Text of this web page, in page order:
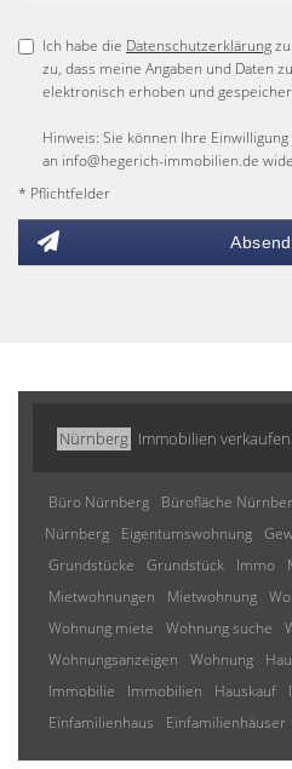
Ich habe die Datenschutzerklärung
zu, dass meine Angaben und Daten
elektronisch erhoben und
Hinweis: Sie können Ihre
an info@hegerich-immobilien.de
* Pflichtfelder
Nürnberg Immobilien
Büro Nürnberg Bürofläche
Nürnberg
Eigentumswohnung
Grundstücke
Grundstück Immo
Mietwohnungen
Mietwohnung
Wohnung miete
Wohnung suche
Wohnungsanzeigen
Wohnung
Immobilie
Immobilien Hauskauf
Einfamilienhaus
Einfamilienhäuser